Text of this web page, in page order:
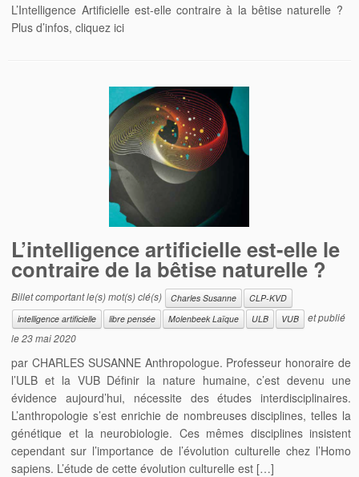
L’Intelligence Artificielle est-elle contraire à la bêtise naturelle ?
Plus d’infos, cliquez ici
L’intelligence artificielle est-elle le
contraire de la bêtise naturelle ?
Billet comportant le(s) mot(s) clé(s) Charles Susanne
CLP-KVD
intelligence artificielle
libre pensée Molenbeek Laïque ULB VUB
et publié
le23 mai 2020
par CHARLES SUSANNE Anthropologue. Professeur honoraire de
l’ULB et la VUB Définir la nature humaine, c’est devenu une
évidence aujourd’hui, nécessite des études interdisciplinaires.
L’anthropologie s’est enrichie de nombreuses disciplines, telles la
génétique et la neurobiologie. Ces mêmes disciplines insistent
cependant sur l’importance de l’évolution culturelle chez l’Homo
sapiens. L’étude de cette évolution culturelle est […]